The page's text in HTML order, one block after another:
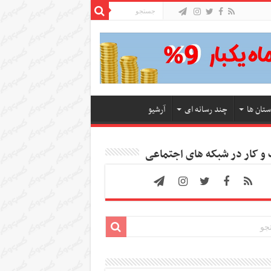
ها چند رسانه ای آرشیو
کار در شبکه های اجتماعی